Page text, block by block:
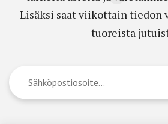
Lisäksi saat viikottain tiedon
tuoreista